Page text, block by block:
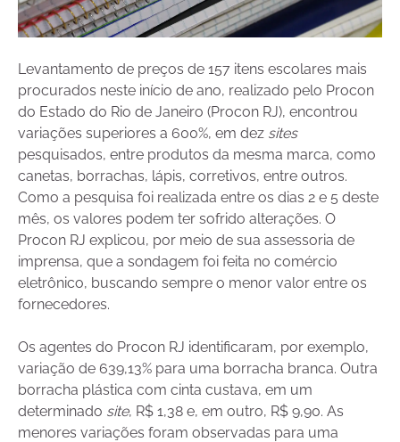
Levantamento de preços de 157 itens escolares mais
procurados neste início de ano, realizado pelo Procon
do Estado do Rio de Janeiro (Procon RJ), encontrou
variações superiores a 600%, em dez sites
pesquisados, entre produtos da mesma marca, como
canetas, borrachas, lápis, corretivos, entre outros.
Como a pesquisa foi realizada entre os dias 2 e 5 deste
mês, os valores podem ter sofrido alterações. O
Procon RJ explicou, por meio de sua assessoria de
imprensa, que a sondagem foi feita no comércio
eletrônico, buscando sempre o menor valor entre os
fornecedores.
Os agentes do Procon RJ identificaram, por exemplo,
variação de 639,13% para uma borracha branca. Outra
borracha plástica com cinta custava, em um
determinado site, R$ 1,38 e, em outro, R$ 9,90. As
menores variações foram observadas para uma